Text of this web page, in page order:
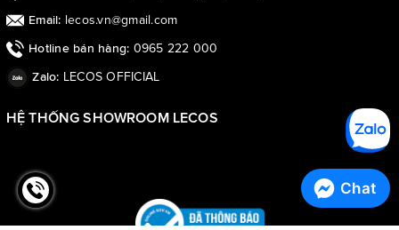
Email: lecos.vn@gmail.com
Hotline bán hàng: 0965 222 000
Zalo: LECOS OFFICIAL
HỆ THỐNG SHOWROOM LECOS
Chat